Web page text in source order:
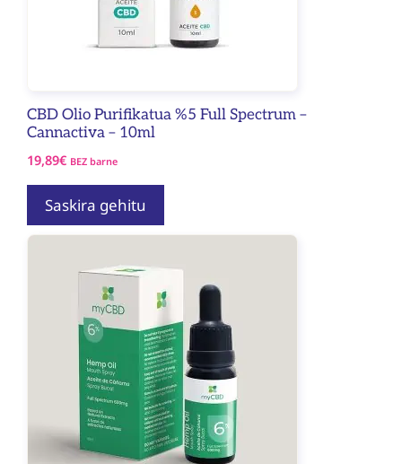
CBD Olio Purifikatua %5 Full Spectrum –
Cannactiva – 10ml
19,89€ BEZ barne
Saskira gehitu